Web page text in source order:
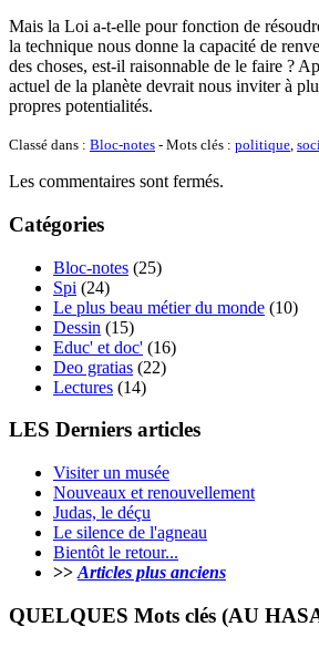
Mais la Loi a-t-elle pour fonction de
la technique nous donne la capacité de
des choses, est-il raisonnable de le faire ?
actuel de la planète devrait nous inviter à
propres potentialités.
Classé dans : Bloc-notes - Mots clés : politique,
Les commentaires sont fermés.
Catégories
Bloc-notes (25)
Spi (24)
Le plus beau métier du monde (10)
Dessin (15)
Educ' et doc' (16)
Deo gratias (22)
Lectures (14)
LES Derniers articles
Visiter un musée
Nouveaux et renouvellement
Judas, le déçu
Le silence de l'agneau
Bientôt le retour...
>> Articles plus anciens
QUELQUES Mots clés (AU